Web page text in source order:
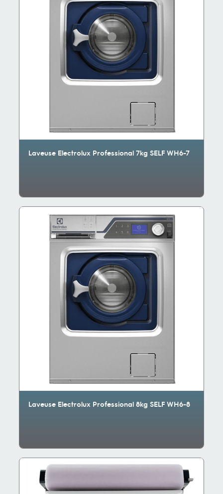
Laveuse Electrolux Professional 7kg SELF WH6-7
Laveuse Electrolux Professional 8kg SELF WH6-8